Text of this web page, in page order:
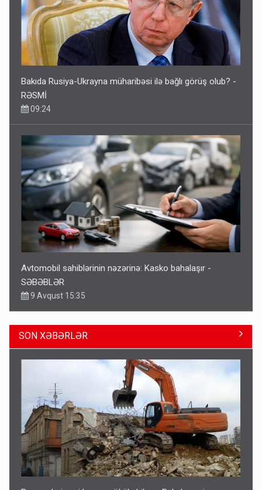
Bakıda Rusiya-Ukrayna müharibəsi ilə bağlı görüş olub? -
RƏSMİ
09:24
Avtomobil sahiblərinin nəzərinə: Kasko bahalaşır -
SƏBƏBLƏR
9 Avqust 15:35
Bu şəxslərin müavinəti LƏĞV EDİLƏCƏK
11:46
SON XƏBƏRLƏR